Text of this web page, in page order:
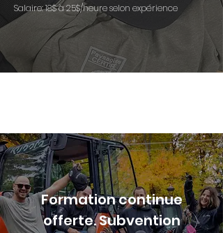
Salaire: 18$ à 25$/heure selon expérience
Formation continue
offerte. Subvention